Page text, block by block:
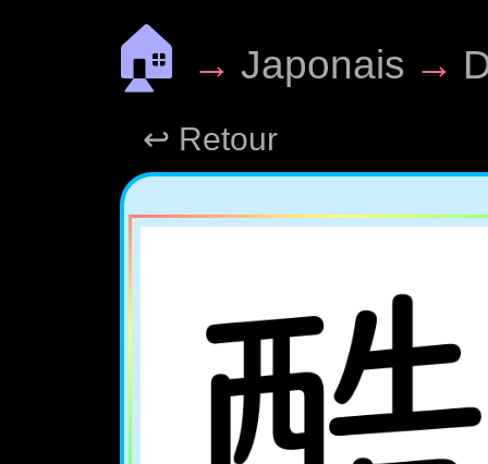
🏠 → Japonais →
↩ Retour